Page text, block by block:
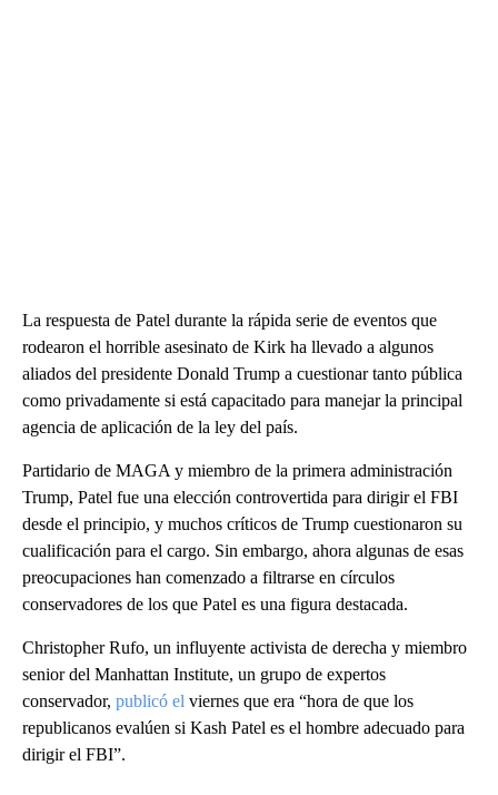
La respuesta de Patel durante la rápida serie de eventos que
rodearon el horrible asesinato de Kirk ha llevado a algunos
aliados del presidente Donald Trump a cuestionar tanto pública
como privadamente si está capacitado para manejar la principal
agencia de aplicación de la ley del país.
Partidario de MAGA y miembro de la primera administración
Trump, Patel fue una elección controvertida para dirigir el FBI
desde el principio, y muchos críticos de Trump cuestionaron su
cualificación para el cargo. Sin embargo, ahora algunas de esas
preocupaciones han comenzado a filtrarse en círculos
conservadores de los que Patel es una figura destacada.
Christopher Rufo, un influyente activista de derecha y miembro
senior del Manhattan Institute, un grupo de expertos
conservador, publicó el viernes que era “hora de que los
republicanos evalúen si Kash Patel es el hombre adecuado para
dirigir el FBI”.